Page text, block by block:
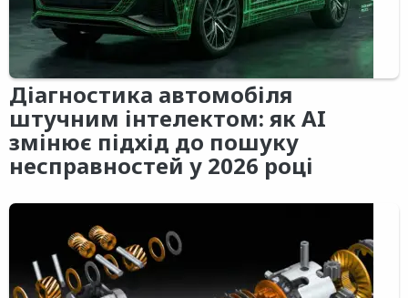
Діагностика автомобіля
штучним інтелектом: як AI
змінює підхід до пошуку
несправностей у 2026 році